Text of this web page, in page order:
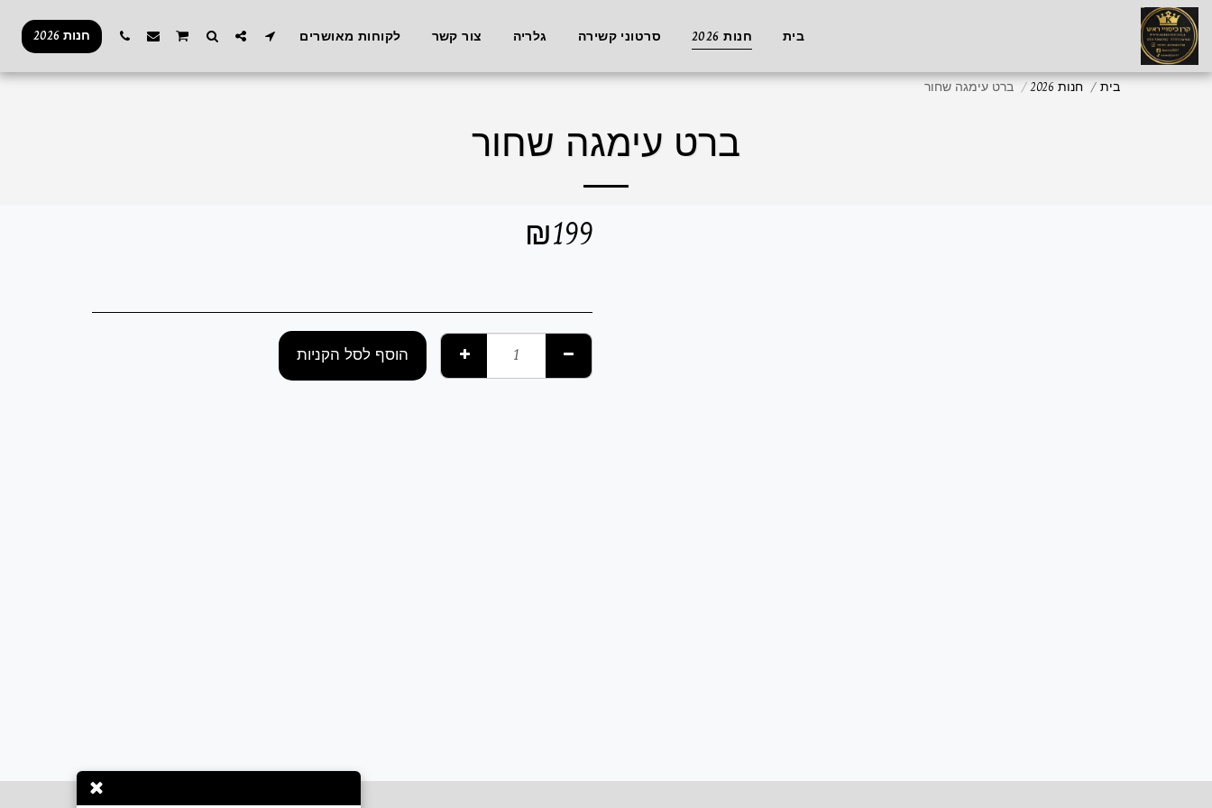
בית חנות 2026 סרטוני קשירה גלריה צור קשר לקוחות מאושרים חנות 2026
בית חנות 2026 ברט עימגה שחור
ברט עימגה שחור
₪199
הוסף לסל הקניות